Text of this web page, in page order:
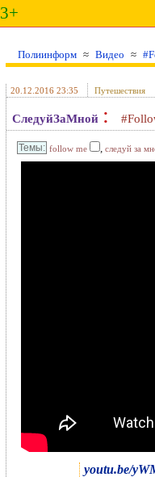
3+
Полиинформ ≈ Видео ≈
20.12.2016 23:35 Путешествия
СледуйЗаМной :
follow me , следуй за
youtu.be/